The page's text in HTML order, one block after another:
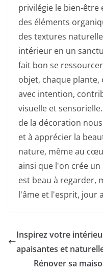
privilégie le bien-
des éléments
des textures
intérieur en un
fait bon se
objet, chaque
avec intention,
visuelle et
de la décoration
et à apprécier la
nature, même au
ainsi que l'on crée
est beau à regarder,
l'âme et l'esprit, jour
Inspirez votre
apaisantes et
Rénover sa